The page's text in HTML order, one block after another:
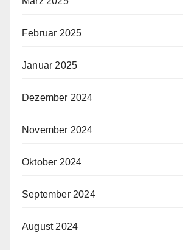
Februar 2025
Januar 2025
Dezember 2024
November 2024
Oktober 2024
September 2024
August 2024